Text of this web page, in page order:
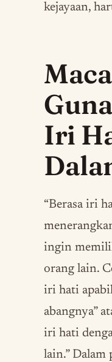
kejayaan,
Iri
“Berasa iri
ingin
orang lain.
iri hati
abangnya”
iri hati
lain.”